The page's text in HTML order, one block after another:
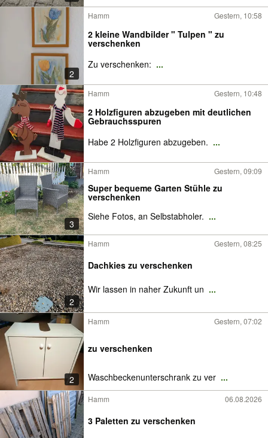
2
Hamm Gestern, 10:58
2 kleine Wandbilder " Tulpen " zu
verschenken
Zu verschenken: ...
Hamm Gestern, 10:48
2 Holzfiguren abzugeben mit deutlichen
Gebrauchsspuren
Habe 2 Holzfiguren abzugeben. ...
3
Hamm Gestern, 09:09
Super bequeme Garten Stühle zu
verschenken
Siehe Fotos, an Selbstabholer. ...
2
Hamm Gestern, 08:25
Dachkies zu verschenken
Wir lassen in naher Zukunft un ...
2
Hamm Gestern, 07:02
zu verschenken
Waschbeckenunterschrank zu ver ...
Hamm 06.08.2026
3 Paletten zu verschenken